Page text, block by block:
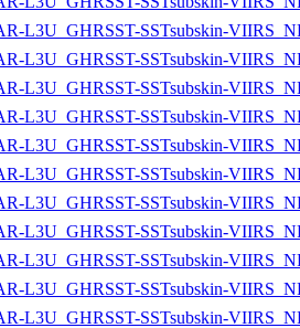
L3U_GHRSST-SSTsubskin-
L3U_GHRSST-SSTsubskin-
L3U_GHRSST-SSTsubskin-
L3U_GHRSST-SSTsubskin-
L3U_GHRSST-SSTsubskin-
L3U_GHRSST-SSTsubskin-
L3U_GHRSST-SSTsubskin-
L3U_GHRSST-SSTsubskin-
L3U_GHRSST-SSTsubskin-
L3U_GHRSST-SSTsubskin-
L3U_GHRSST-SSTsubskin-